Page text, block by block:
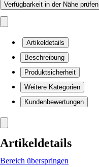
Verfügbarkeit in der Nähe prüfen
Artikeldetails
Beschreibung
Produktsicherheit
Weitere Kategorien
Kundenbewertungen
Artikeldetails
Bereich überspringen